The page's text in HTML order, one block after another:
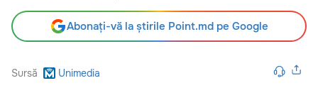
Abonați-vă la știrile Point.md pe Google
Sursă Unimedia